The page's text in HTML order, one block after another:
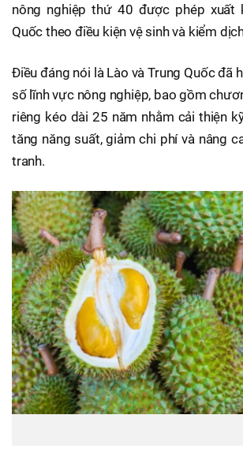
nông nghiệp thứ 40 được phép xuất
Quốc theo điều kiện vệ sinh và kiểm
Điều đáng nói là Lào và Trung Quốc đã
số lĩnh vực nông nghiệp, bao gồm
riêng kéo dài 25 năm nhằm cải thiện
tăng năng suất, giảm chi phí và nâng
tranh.